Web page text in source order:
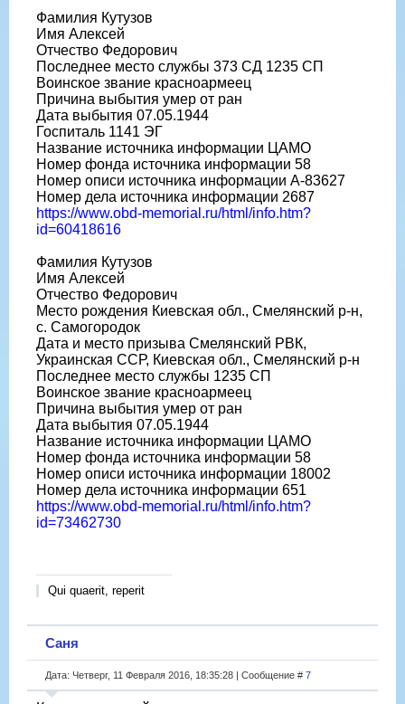
Фамилия Кутузов
Имя Алексей
Отчество Федорович
Последнее место службы 373 СД 1235 СП
Воинское звание красноармеец
Причина выбытия умер от ран
Дата выбытия 07.05.1944
Госпиталь 1141 ЭГ
Название источника информации ЦАМО
Номер фонда источника информации 58
Номер описи источника информации А-83627
Номер дела источника информации 2687
https://www.obd-memorial.ru/html/info.htm?
id=60418616
Фамилия Кутузов
Имя Алексей
Отчество Федорович
Место рождения Киевская обл., Смелянский р-н,
с. Самогородок
Дата и место призыва Смелянский РВК,
Украинская ССР, Киевская обл., Смелянский р-н
Последнее место службы 1235 СП
Воинское звание красноармеец
Причина выбытия умер от ран
Дата выбытия 07.05.1944
Название источника информации ЦАМО
Номер фонда источника информации 58
Номер описи источника информации 18002
Номер дела источника информации 651
https://www.obd-memorial.ru/html/info.htm?
id=73462730
Qui quaerit, reperit
Саня
Дата: Четверг, 11 Февраля 2016, 18:35:28 | Сообщение # 7